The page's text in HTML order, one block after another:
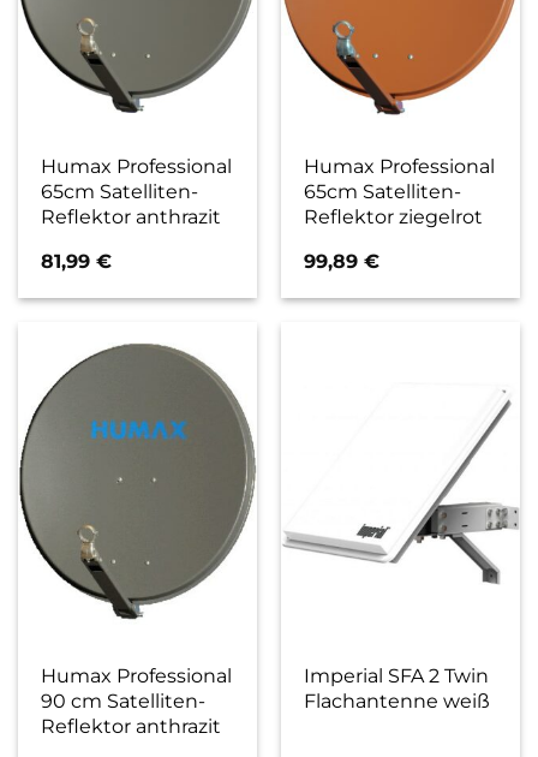
Humax Professional
65cm Satelliten-
Reflektor anthrazit
81,99€
Humax Professional
65cm Satelliten-
Reflektor ziegelrot
99,89€
Humax Professional
90 cm Satelliten-
Reflektor anthrazit
Imperial SFA 2 Twin
Flachantenne weiß